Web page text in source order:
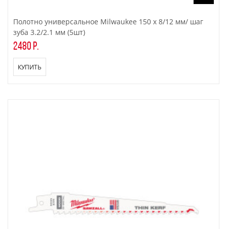
Полотно универсальное Milwaukee 150 х 8/12 мм/ шаг
зуба 3.2/2.1 мм (5шт)
2480 р.
КУПИТЬ